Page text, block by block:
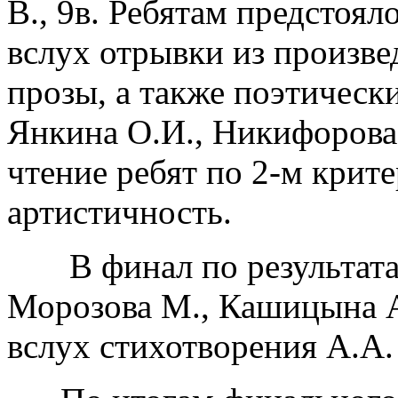
В., 9в. Ребятам
вслух отрывки из
прозы, а также
Янкина О.И.,
чтение ребят по 2-м
артистичность.
В финал по
Морозова М., Кашицына
вслух стихотворения